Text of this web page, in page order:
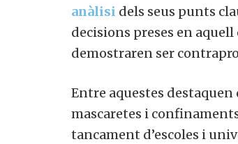
anàlisi dels seus punts
decisions preses en
demostraren ser
Entre aquestes
mascaretes i
tancament d’escoles i